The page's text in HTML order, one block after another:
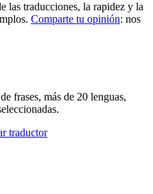
las traducciones, la rapidez y la
Comparte tu opinión: nos
frases, más de 20 lenguas,